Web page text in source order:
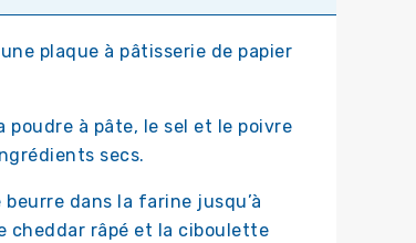
plaque à pâtisserie de papier
à pâte, le sel et le poivre
secs.
dans la farine jusqu’à
cheddar râpé et la ciboulette